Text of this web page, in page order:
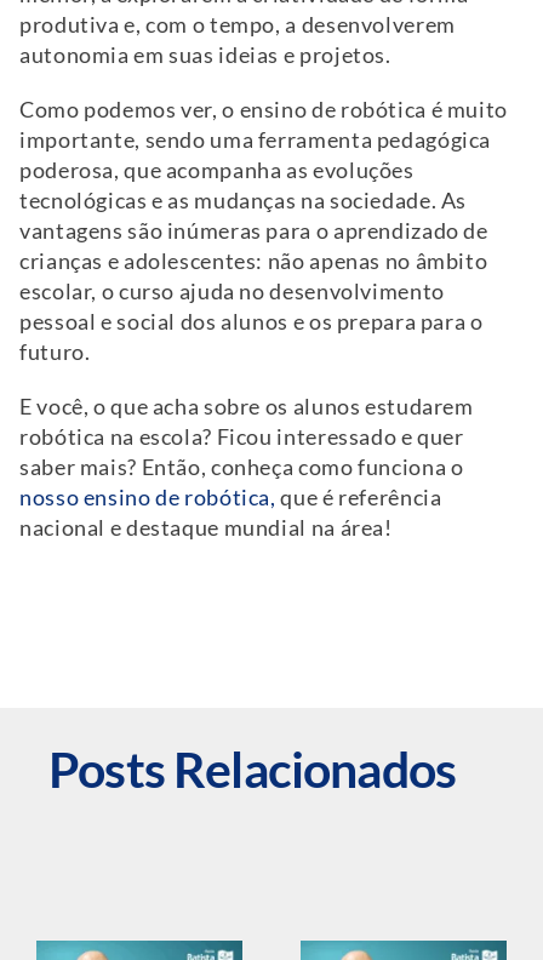
produtiva e, com o tempo, a desenvolverem
autonomia em suas ideias e projetos.
Como podemos ver, o ensino de robótica é muito
importante, sendo uma ferramenta pedagógica
poderosa, que acompanha as evoluções
tecnológicas e as mudanças na sociedade. As
vantagens são inúmeras para o aprendizado de
crianças e adolescentes: não apenas no âmbito
escolar, o curso ajuda no desenvolvimento
pessoal e social dos alunos e os prepara para o
futuro.
E você, o que acha sobre os alunos estudarem
robótica na escola? Ficou interessado e quer
saber mais? Então, conheça como funciona o
nosso ensino de robótica, que é referência
nacional e destaque mundial na área!
Posts Relacionados